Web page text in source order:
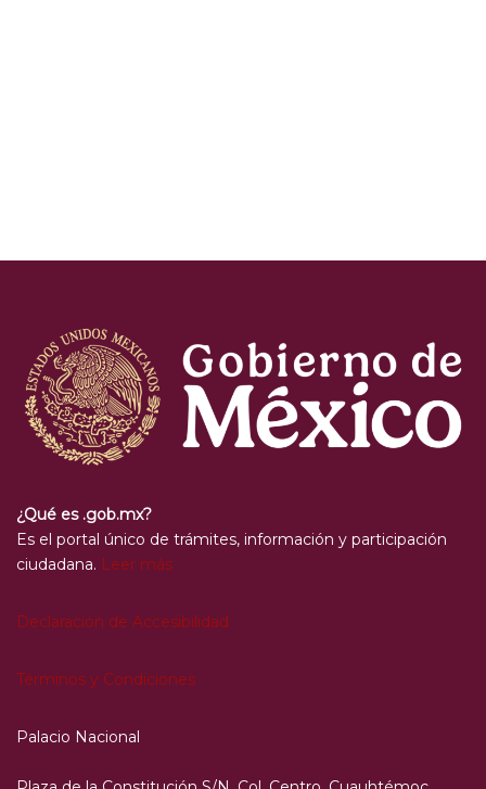
¿Qué es .gob.mx?
Es el portal único de trámites, información y participación
ciudadana. Leer más
Declaración de Accesibilidad
Términos y Condiciones
Palacio Nacional